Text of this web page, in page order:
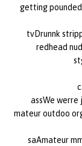
getting
tvDrunnk
redhead
assWe
mateur outdoo
saAmateur